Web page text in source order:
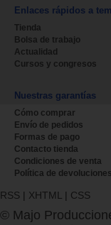
Enlaces rápidos a
Tienda
Bolsa de trabajo
Actualidad
Cursos y congresos
Nuestras garantías
Cómo comprar
Envío de pedidos
Formas de pago
Contacto tienda
Condiciones de venta
Política de devoluciones
RSS | XHTML | CSS
© Majo